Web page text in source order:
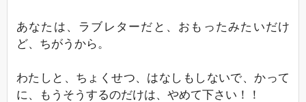
あなたは、ラブレターだと、おもったみたいだけ
ど、ちがうから。
わたしと、ちょくせつ、はなしもしないで、かって
に、もうそうするのだけは、やめて下さい！！